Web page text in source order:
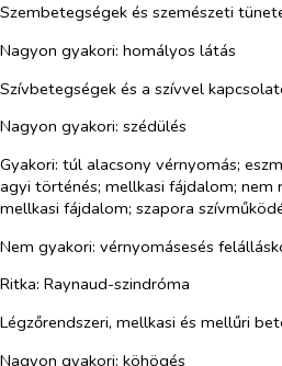
Szembetegségek és szemészeti
Nagyon gyakori: homályos látás
Szívbetegségek és a szívvel
Nagyon gyakori: szédülés
Gyakori: túl alacsony vérnyomás;
agyi történés; mellkasi fájdalom; nem
mellkasi fájdalom; szapora
Nem gyakori: vérnyomásesés
Ritka: Raynaud-szindróma
Légzőrendszeri, mellkasi és mellűri
Nagyon gyakori: köhögés